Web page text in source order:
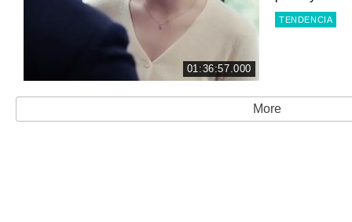
01:36:57.000
TENDENCIA
More